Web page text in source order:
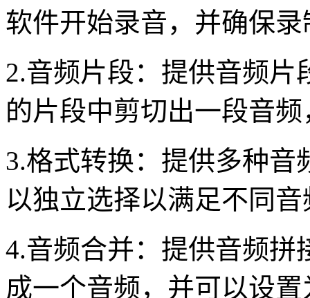
软件开始录音，并确保
2.音频片段：提供音频
的片段中剪切出一段音
3.格式转换：提供多种
以独立选择以满足不同
4.音频合并：提供音频拼
成一个音频，并可以设